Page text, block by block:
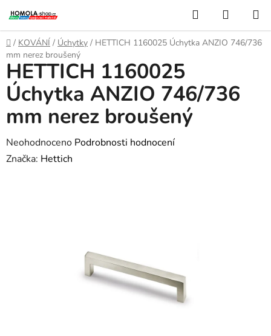
na
obsah
Hledat
KOŠÍK
Domů
/ KOVÁNÍ / Úchytky / HETTICH 1160025 Úchytka ANZIO 746/736
mm nerez broušený
HETTICH 1160025
Úchytka ANZIO 746/736
mm nerez broušený
Průměrné
hodnocení
Neohodnoceno Podrobnosti hodnocení
Značka: Hettich